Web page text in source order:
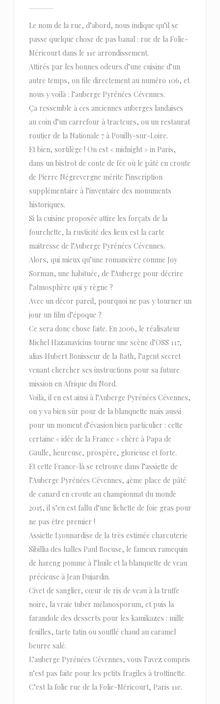
Le nom de la rue, d’abord, nous indique qu’il se
passe quelque chose de pas banal : rue de la Folie-
Méricourt dans le 11e arrondissement.
Attirés par les bonnes odeurs d’une cuisine d’un
autre temps, on file directement au numéro 106, et
nous y voilà : l’auberge Pyrénées Cévennes.
Ça ressemble à ces anciennes auberges landaises
au coin d’un carrefour à tracteurs, ou un restaurat
routier de la Nationale 7 à Pouilly-sur-Loire.
Et bien, sortilège ! On est « midnight » in Paris,
dans un bistrot de conte de fée où le pâté en croute
de Pierre Négrevergne mérite l’inscription
supplémentaire à l’inventaire des monuments
historiques.
Si la cuisine proposée attire les forçats de la
fourchette, la rusticité des lieux est la carte
maitresse de l’Auberge Pyrénées Cévennes.
Alors, qui mieux qu’une romancière comme Joy
Sorman, une habituée, de l’Auberge pour décrire
l’atmosphère qui y règne ?
Avec un décor pareil, pourquoi ne pas y tourner un
jour un film d’époque ?
Ce sera donc chose faite. En 2006, le réalisateur
Michel Hazanavicius tourne une scène d’OSS 117,
alias Hubert Bonisseur de la Bath, l’agent secret
venant chercher ses instructions pour sa future
mission en Afrique du Nord.
Voilà, il en est ainsi à l’Auberge Pyrénées Cévennes,
on y va bien sûr pour de la blanquette mais aussi
pour un moment d’évasion bien particulier : cette
certaine « idée de la France » chère à Papa de
Gaulle, heureuse, prospère, glorieuse et forte.
Et cette France-là se retrouve dans l’assiette de
l’Auberge Pyrénées Cévennes, 4ème place de pâté
de canard en croute au championnat du monde
2015, il s’en est fallu d’une lichette de foie gras pour
ne pas être premier !
Assiette Lyonnardise de la très estimée charcuterie
Sibillia des halles Paul Bocuse, le fameux ramequin
de hareng pomme à l’huile et la blanquette de veau
précieuse à Jean Dujardin.
Civet de sanglier, cœur de ris de veau à la truffe
noire, la vraie tuber mélanosporum, et puis la
farandole des desserts pour les kamikazes : mille
feuilles, tarte tatin ou soufflé chaud au caramel
beurre salé.
L’auberge Pyrénées Cévennes, vous l’avez compris
n’est pas faite pour les petits fragiles à trottinette.
C’est la folie rue de la Folie-Méricourt, Paris 11e.